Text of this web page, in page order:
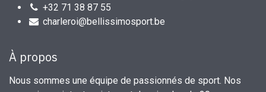
+32 71 38 87 55
charleroi@bellissimosport.be
À propos
Nous sommes une équipe de passionnés de sport. Nos